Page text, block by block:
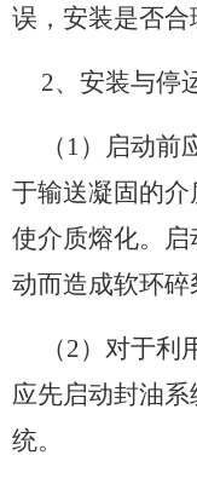
误，安装是否合
2、安装与停
（1）启动
于输送凝固的
使介质熔化。
动而造成软环碎
（2）对于利
应先启动封油
统。